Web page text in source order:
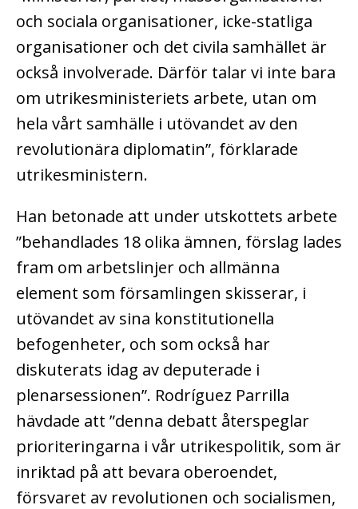
och sociala organisationer, icke-statliga
organisationer och det civila samhället är
också involverade. Därför talar vi inte bara
om utrikesministeriets arbete, utan om
hela vårt samhälle i utövandet av den
revolutionära diplomatin”, förklarade
utrikesministern.
Han betonade att under utskottets arbete
”behandlades 18 olika ämnen, förslag lades
fram om arbetslinjer och allmänna
element som församlingen skisserar, i
utövandet av sina konstitutionella
befogenheter, och som också har
diskuterats idag av deputerade i
plenarsessionen”. Rodríguez Parrilla
hävdade att ”denna debatt återspeglar
prioriteringarna i vår utrikespolitik, som är
inriktad på att bevara oberoendet,
försvaret av revolutionen och socialismen,